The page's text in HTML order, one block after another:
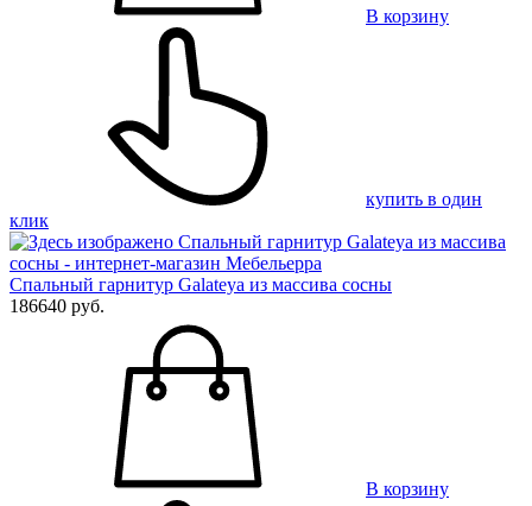
В корзину
купить в один
клик
Спальный гарнитур Galateya из массива сосны
186640 руб.
В корзину